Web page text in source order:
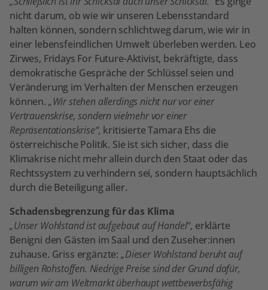
nicht darum, ob wie wir unseren Lebensstandard
halten können, sondern schlichtweg darum, wie wir in
einer lebensfeindlichen Umwelt überleben werden. Leo
Zirwes, Fridays For Future-Aktivist, bekräftigte, dass
demokratische Gespräche der Schlüssel seien und
Veränderung im Verhalten der Menschen erzeugen
können. „Wir stehen allerdings nicht nur vor einer
Vertrauenskrise, sondern vielmehr vor einer
Repräsentationskrise“, kritisierte Tamara Ehs die
österreichische Politik. Sie ist sich sicher, dass die
Klimakrise nicht mehr allein durch den Staat oder das
Rechtssystem zu verhindern sei, sondern hauptsächlich
durch die Beteiligung aller.
Schadensbegrenzung für das Klima
„Unser Wohlstand ist aufgebaut auf Handel“, erklärte
Benigni den Gästen im Saal und den Zuseher:innen
zuhause. Griss ergänzte: „Dieser Wohlstand beruht auf
billigen Rohstoffen. Niedrige Preise sind der Grund dafür,
warum wir am Weltmarkt überhaupt wettbewerbsfähig